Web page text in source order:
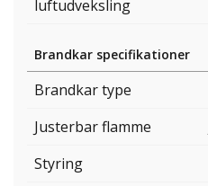
luftudveksling
Brandkar specifikationer
Brandkar type
Justerbar flamme
Styring